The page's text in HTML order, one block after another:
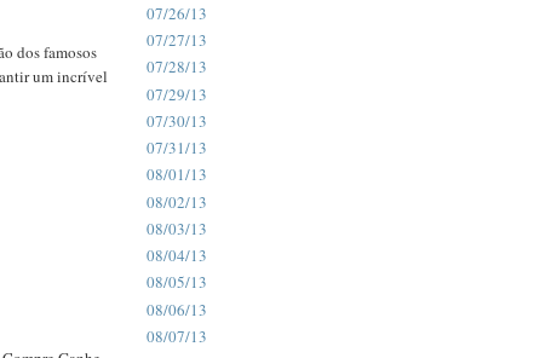
dos famosos
um incrível
07/26/13
07/27/13
07/28/13
07/29/13
07/30/13
07/31/13
08/01/13
08/02/13
08/03/13
08/04/13
08/05/13
08/06/13
08/07/13